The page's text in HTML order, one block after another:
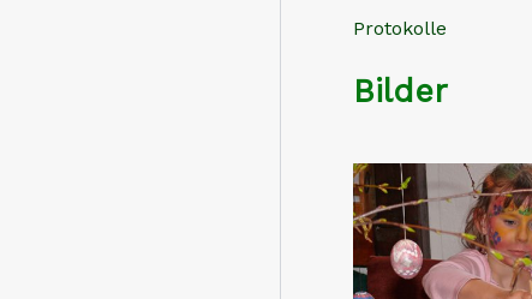
Protokolle
Bilder